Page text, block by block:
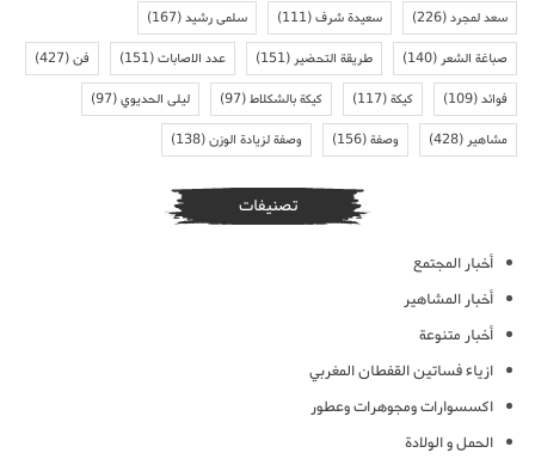
سعد لمجرد(226) سعيدة شرف(111) سلمى رشيد(167)
صباغة الشعر(140) طريقة التحضير(151) عدد الاصابات(151) فن(427)
فوائد(109) كيكة(117) كيكة بالشكلاط(97) ليلى الحديوي(97)
مشاهير(428) وصفة(156) وصفة لزيادة الوزن(138)
تصنيفات
أخبار المجتمع
أخبار المشاهير
أخبار متنوعة
ازياء فساتين القفطان المغربي
اكسسوارات ومجوهرات وعطور
الحمل و الولادة